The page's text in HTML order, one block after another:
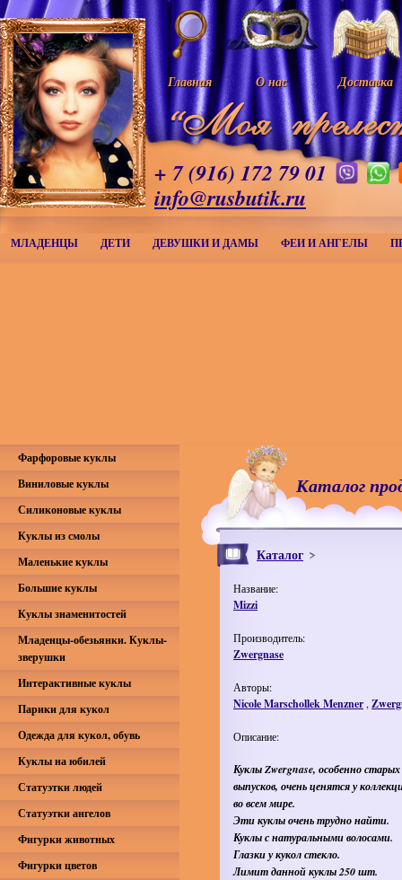
Главная О нас Доставка
+ 7 (916) 172 79 01
info@rusbutik.ru
МЛАДЕНЦЫ ДЕТИ ДЕВУШКИ И ДАМЫ ФЕИ И АНГЕЛЫ
Каталог
Каталог
Название:
Mizzi
Производитель:
Zwergnase
Авторы:
Nicole Marschollek Menzner ,
Описание:
КуклыZwergnase, особенно старых
выпусков, очень ценятся у
во всем мире.
Эти куклы очень трудно найти.
Куклы с натуральными волосами.
Глазки у кукол стекло.
Лимит данной куклы 250 шт.
Фарфоровые куклы
Виниловые куклы
Силиконовые куклы
Куклы из смолы
Маленькие куклы
Большие куклы
Куклы знаменитостей
Младенцы-обезьянки. Куклы-
зверушки
Интерактивные куклы
Парики для кукол
Одежда для кукол, обувь
Куклы на юбилей
Статуэтки людей
Статуэтки ангелов
Фигурки животных
Фигурки цветов